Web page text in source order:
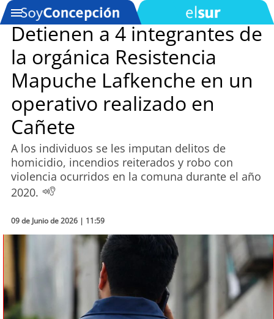
SOYTV
Podcast
Actualidad
Entretención
Economía
Deportes
soy
Detienen a 4 integrantes de
la orgánica Resistencia
Mapuche Lafkenche en un
operativo realizado en
Cañete
A los individuos se les imputan delitos de
homicidio, incendios reiterados y robo con
violencia ocurridos en la comuna durante el año
2020.
09 de Junio de 2026 | 11:59